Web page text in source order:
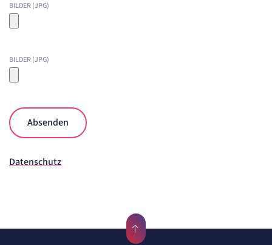
BILDER (JPG)
BILDER (JPG)
Absenden
Datenschutz